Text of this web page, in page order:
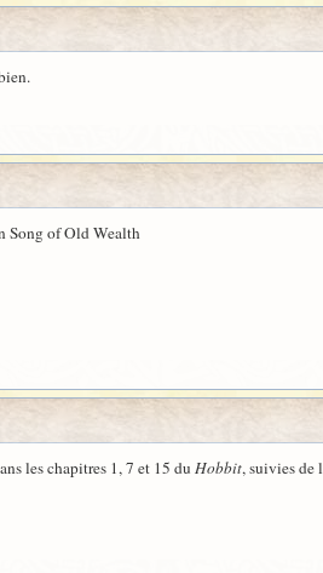
Song of Old Wealth
les chapitres 1, 7 et 15 du Hobbit, suivies de